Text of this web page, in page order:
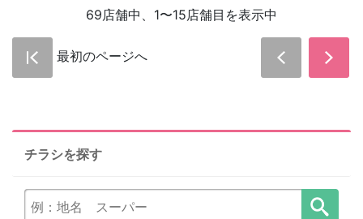
69店舗中、1〜15店舗目を表示中
最初のページへ
チラシを探す